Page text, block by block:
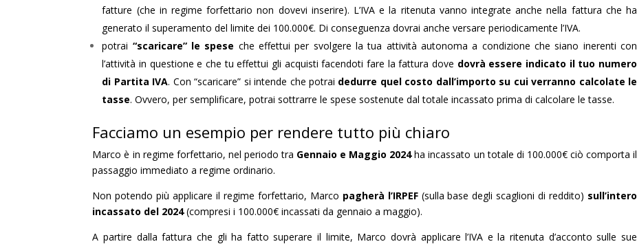
fatture (che in regime forfettario non dovevi inserire). L’IVA e la ritenuta vanno integrate anche nella fattura che ha
generato il superamento del limite dei 100.000€. Di conseguenza dovrai anche versare periodicamente l’IVA.
potrai “scaricare” le spese che effettui per svolgere la tua attività autonoma a condizione che siano inerenti con
l’attività in questione e che tu effettui gli acquisti facendoti fare la fattura dove dovrà essere indicato il tuo numero
di Partita IVA. Con “scaricare” si intende che potrai dedurre quel costo dall’importo su cui verranno calcolate le
tasse. Ovvero, per semplificare, potrai sottrarre le spese sostenute dal totale incassato prima di calcolare le tasse.
Facciamo un esempio per rendere tutto più chiaro
Marco è in regime forfettario, nel periodo tra Gennaio e Maggio 2024ha incassato un totale di 100.000€ ciò comporta il
passaggio immediato a regime ordinario.
Non potendo più applicare il regime forfettario, Marco pagherà l’IRPEF (sulla base degli scaglioni di reddito) sull’intero
incassato del 2024(compresi i 100.000€ incassati da gennaio a maggio).
A partire dalla fattura che gli ha fatto superare il limite, Marco dovrà applicare l’IVA e la ritenuta d’acconto sulle sue